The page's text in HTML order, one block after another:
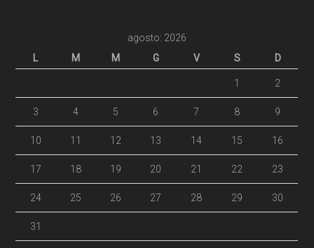
agosto: 2026
L
M M G V S D
1 2
3 4 5 6 7 8 9
10 11 12 13 14 15 16
17 18 19 20 21 22 23
24 25 26 27 28 29 30
31